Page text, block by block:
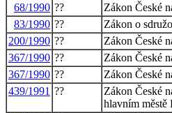
68/1990 ??
Zákon České
83/1990 ??
Zákon o
200/1990 ??
Zákon České
367/1990 ??
Zákon České
367/1990 ??
Zákon České
439/1991 ??
Zákon České
hlavním městě